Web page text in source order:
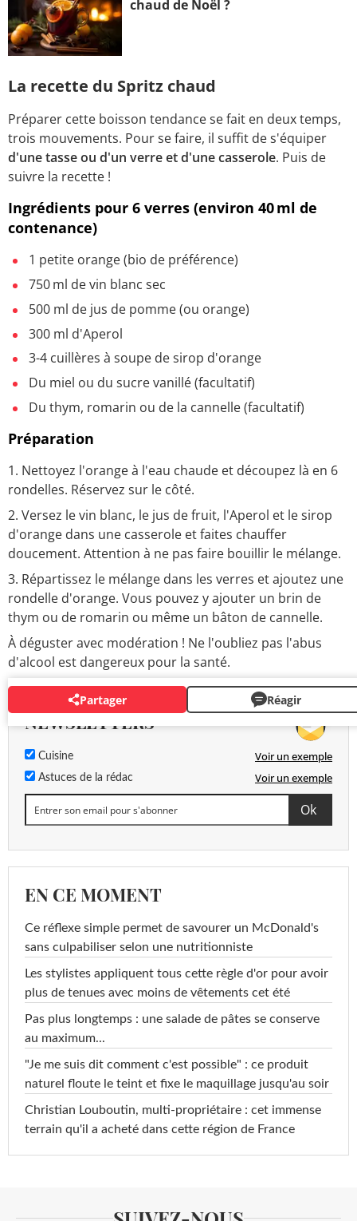
chaud de Noël ?
La recette du Spritz chaud
Préparer cette boisson tendance se fait en deux temps,
trois mouvements. Pour se faire, il suffit de s'équiper
d'une tasse ou d'un verre et d'une casserole. Puis de
suivre la recette !
Ingrédients pour 6 verres (environ 40 ml de
contenance)
1 petite orange (bio de préférence)
750 ml de vin blanc sec
500 ml de jus de pomme (ou orange)
300 ml d'Aperol
3-4 cuillères à soupe de sirop d'orange
Du miel ou du sucre vanillé (facultatif)
Du thym, romarin ou de la cannelle (facultatif)
Préparation
1. Nettoyez l'orange à l'eau chaude et découpez là en 6
rondelles. Réservez sur le côté.
2. Versez le vin blanc, le jus de fruit, l'Aperol et le sirop
d'orange dans une casserole et faites chauffer
doucement. Attention à ne pas faire bouillir le mélange.
3. Répartissez le mélange dans les verres et ajoutez une
rondelle d'orange. Vous pouvez y ajouter un brin de
thym ou de romarin ou même un bâton de cannelle.
À déguster avec modération ! Ne l'oubliez pas l'abus
d'alcool est dangereux pour la santé.
Partager Réagir
NEWSLETTERS
Cuisine Voir un exemple
Astuces de la rédac Voir un exemple
EN CE MOMENT
Ce réflexe simple permet de savourer un McDonald's
sans culpabiliser selon une nutritionniste
Les stylistes appliquent tous cette règle d'or pour avoir
plus de tenues avec moins de vêtements cet été
Pas plus longtemps : une salade de pâtes se conserve
au maximum...
"Je me suis dit comment c'est possible" : ce produit
naturel floute le teint et fixe le maquillage jusqu'au soir
Christian Louboutin, multi-propriétaire : cet immense
terrain qu'il a acheté dans cette région de France